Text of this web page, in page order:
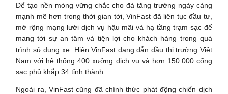
Để tạo nền móng vững chắc cho đà tăng trưởng ngày càng
mạnh mẽ hơn trong thời gian tới, VinFast đã liên tục đầu tư,
mở rộng mạng lưới dịch vụ hậu mãi và hạ tầng trạm sạc để
mang tới sự an tâm và tiện lợi cho khách hàng trong quá
trình sử dụng xe. Hiện VinFast đang dẫn đầu thị trường Việt
Nam với hệ thống 400 xưởng dịch vụ và hơn 150.000 cổng
sạc phủ khắp 34 tỉnh thành.
Ngoài ra, VinFast cũng đã chính thức phát động chiến dịch